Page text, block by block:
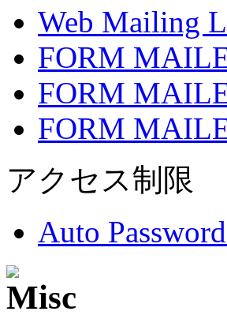
Web Mailing
FORM
FORM
FORM
アクセス制限
Auto